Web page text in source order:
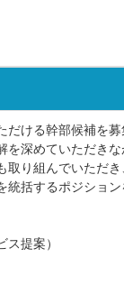
だける幹部候補を募
を深めていただき
取り組んでいただ
統括するポジション
提案）